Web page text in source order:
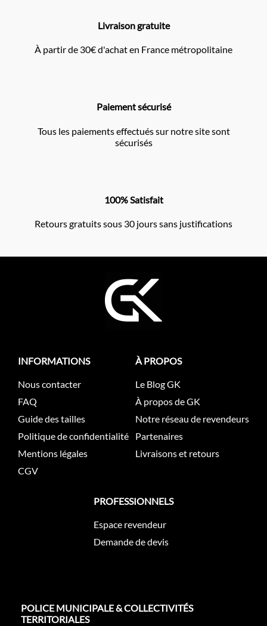
Livraison gratuite
À partir de 30€ d'achat en France métropolitaine
Paiement sécurisé
Tous les paiements effectués sur notre site sont
sécurisés
100% Satisfait
Retours gratuits sous 30 jours sans justifications
INFORMATIONS
Nous contacter
FAQ
Guide des tailles
Politique de confidentialité
Mentions légales
CGV
À PROPOS
Le Blog GK
À propos de GK
Notre réseau de revendeurs
Partenaires
Livraisons et retours
PROFESSIONNELS
Espace revendeur
Demande de devis
POLICE MUNICIPALE & COLLECTIVITÉS
TERRITORIALES